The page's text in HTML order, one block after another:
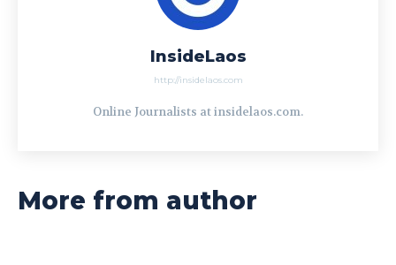
InsideLaos
http://insidelaos.com
Online Journalists at insidelaos.com.
More from author